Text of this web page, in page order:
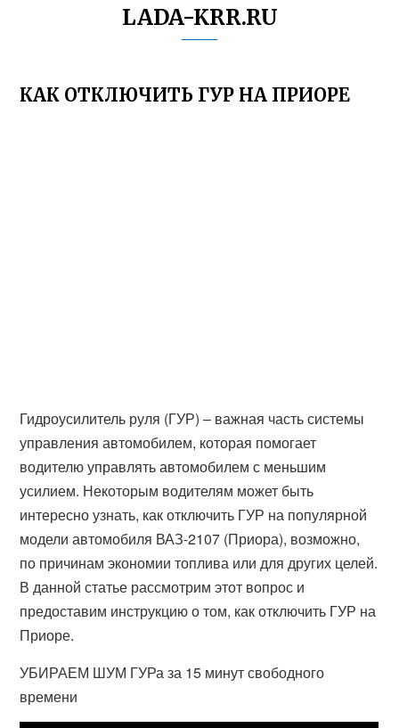
LADA-KRR.RU
КАК ОТКЛЮЧИТЬ ГУР НА ПРИОРЕ
Гидроусилитель руля (ГУР) – важная часть системы
управления автомобилем, которая помогает
водителю управлять автомобилем с меньшим
усилием. Некоторым водителям может быть
интересно узнать, как отключить ГУР на популярной
модели автомобиля ВАЗ-2107 (Приора), возможно,
по причинам экономии топлива или для других целей.
В данной статье рассмотрим этот вопрос и
предоставим инструкцию о том, как отключить ГУР на
Приоре.
УБИРАЕМ ШУМ ГУРа за 15 минут свободного
времени